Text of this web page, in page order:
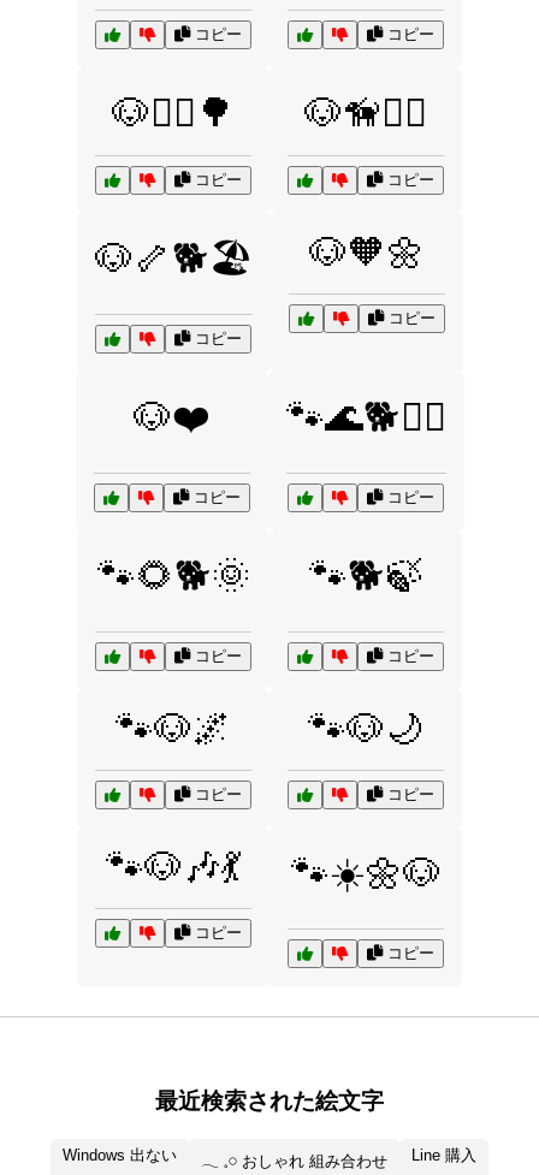
コピー コピー
🐶🚶‍♀️🌳
コピー
🐶🦮🚶‍♂️
コピー
🐶🦴🐕🏖️
コピー
🐶🧡🌼
コピー
🐶❤️
コピー
🐾🌊🐕🏄‍♀️
コピー
🐾🌻🐕🌞
コピー
🐾🐕🍃
コピー
🐾🐶🌌
コピー
🐾🐶🌙
コピー
🐾🐶🎶💃
コピー
🐾☀️🌼🐶
コピー
最近検索された絵文字
Windows 出ない 𓂃 𓈒𓏸 おしゃれ 組み合わせ Line 購入